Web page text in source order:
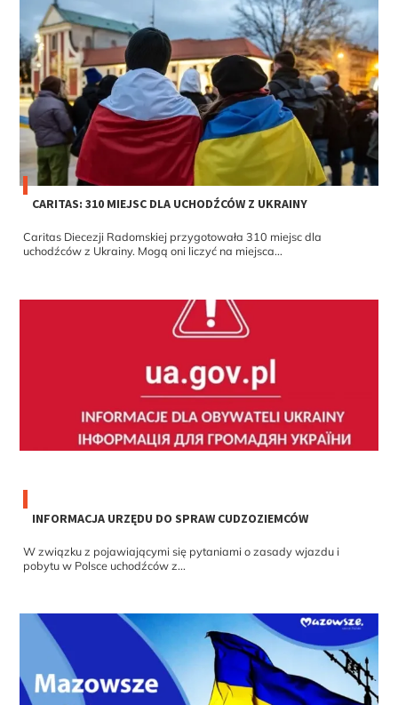
CARITAS: 310 MIEJSC DLA UCHODŹCÓW Z UKRAINY
Caritas Diecezji Radomskiej przygotowała 310 miejsc dla
uchodźców z Ukrainy. Mogą oni liczyć na miejsca...
INFORMACJA URZĘDU DO SPRAW CUDZOZIEMCÓW
W związku z pojawiającymi się pytaniami o zasady wjazdu i
pobytu w Polsce uchodźców z...